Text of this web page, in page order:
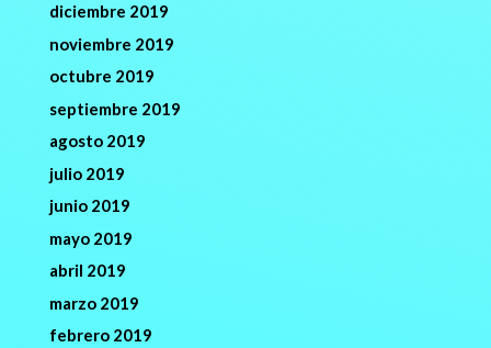
diciembre 2019
noviembre 2019
octubre 2019
septiembre 2019
agosto 2019
julio 2019
junio 2019
mayo 2019
abril 2019
marzo 2019
febrero 2019